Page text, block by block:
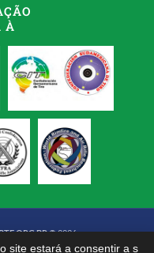
À
© 2026
site estará a consentir a s